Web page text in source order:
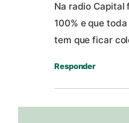
Na radio Capital
100% e que
tem que ficar
Responder